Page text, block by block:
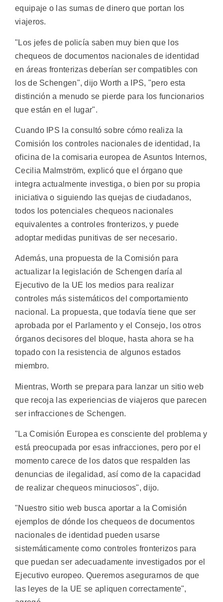
equipaje o las sumas de dinero que portan los
viajeros.
"Los jefes de policía saben muy bien que los
chequeos de documentos nacionales de identidad
en áreas fronterizas deberían ser compatibles con
los de Schengen", dijo Worth a IPS, "pero esta
distinción a menudo se pierde para los funcionarios
que están en el lugar".
Cuando IPS la consultó sobre cómo realiza la
Comisión los controles nacionales de identidad, la
oficina de la comisaria europea de Asuntos Internos,
Cecilia Malmström, explicó que el órgano que
integra actualmente investiga, o bien por su propia
iniciativa o siguiendo las quejas de ciudadanos,
todos los potenciales chequeos nacionales
equivalentes a controles fronterizos, y puede
adoptar medidas punitivas de ser necesario.
Además, una propuesta de la Comisión para
actualizar la legislación de Schengen daría al
Ejecutivo de la UE los medios para realizar
controles más sistemáticos del comportamiento
nacional. La propuesta, que todavía tiene que ser
aprobada por el Parlamento y el Consejo, los otros
órganos decisores del bloque, hasta ahora se ha
topado con la resistencia de algunos estados
miembro.
Mientras, Worth se prepara para lanzar un sitio web
que recoja las experiencias de viajeros que parecen
ser infracciones de Schengen.
"La Comisión Europea es consciente del problema y
está preocupada por esas infracciones, pero por el
momento carece de los datos que respalden las
denuncias de ilegalidad, así como de la capacidad
de realizar chequeos minuciosos", dijo.
"Nuestro sitio web busca aportar a la Comisión
ejemplos de dónde los chequeos de documentos
nacionales de identidad pueden usarse
sistemáticamente como controles fronterizos para
que puedan ser adecuadamente investigados por el
Ejecutivo europeo. Queremos asegurarnos de que
las leyes de la UE se apliquen correctamente",